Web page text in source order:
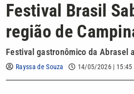
Festival Brasil
região de
Festival gastronômico da Abrasel
Rayssa de Souza 14/05/2026 | 15:45